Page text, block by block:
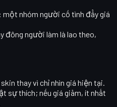
: một nhóm người cố tình đẩy giá
đông người làm là lao theo,
thay vì chỉ nhìn giá hiện tại.
sự thích; nếu giá giảm, ít nhất